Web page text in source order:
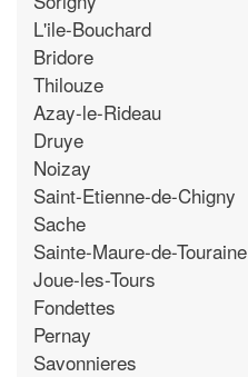
L'ile-Bouchard
Bridore
Thilouze
Azay-le-Rideau
Druye
Noizay
Saint-Etienne-de-Chigny
Sache
Sainte-Maure-de-Touraine
Joue-les-Tours
Fondettes
Pernay
Savonnieres